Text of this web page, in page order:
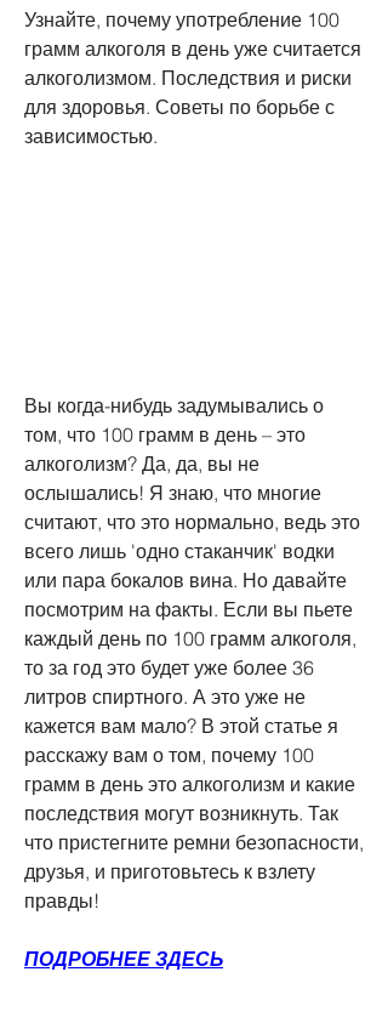
Узнайте, почему употребление 100
грамм алкоголя в день уже считается
алкоголизмом. Последствия и риски
для здоровья. Советы по борьбе с
зависимостью.
Вы когда-нибудь задумывались о
том, что 100 грамм в день – это
алкоголизм? Да, да, вы не
ослышались! Я знаю, что многие
считают, что это нормально, ведь это
всего лишь 'одно стаканчик' водки
или пара бокалов вина. Но давайте
посмотрим на факты. Если вы пьете
каждый день по 100 грамм алкоголя,
то за год это будет уже более 36
литров спиртного. А это уже не
кажется вам мало? В этой статье я
расскажу вам о том, почему 100
грамм в день это алкоголизм и какие
последствия могут возникнуть. Так
что пристегните ремни безопасности,
друзья, и приготовьтесь к взлету
правды!
ПОДРОБНЕЕ ЗДЕСЬ